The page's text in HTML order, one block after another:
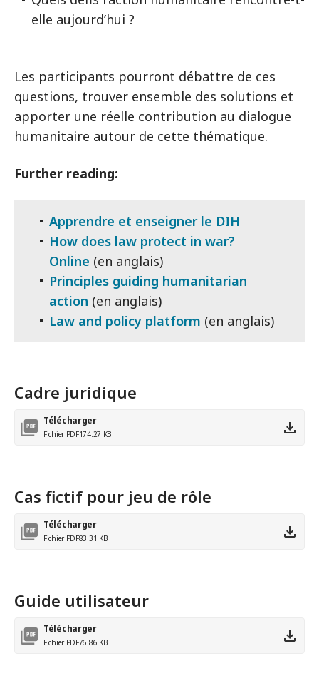
elle aujourd’hui ?
Les participants pourront débattre de ces
questions, trouver ensemble des solutions et
apporter une réelle contribution au dialogue
humanitaire autour de cette thématique.
Further reading:
Apprendre et enseigner le DIH
How does law protect in war?
Online (en anglais)
Principles guiding humanitarian
action (en anglais)
Law and policy platform (en anglais)
Cadre juridique
Télécharger
Fichier PDF174.27 KB
Cas fictif pour jeu de rôle
Télécharger
Fichier PDF83.31 KB
Guide utilisateur
Télécharger
Fichier PDF76.86 KB